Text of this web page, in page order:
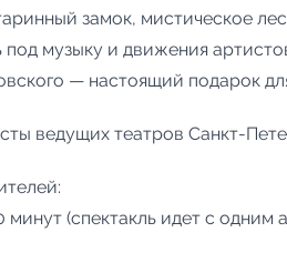
замок, мистическое
под музыку и движения
— настоящий подарок
ведущих театров Санкт-
(спектакль идет с одним